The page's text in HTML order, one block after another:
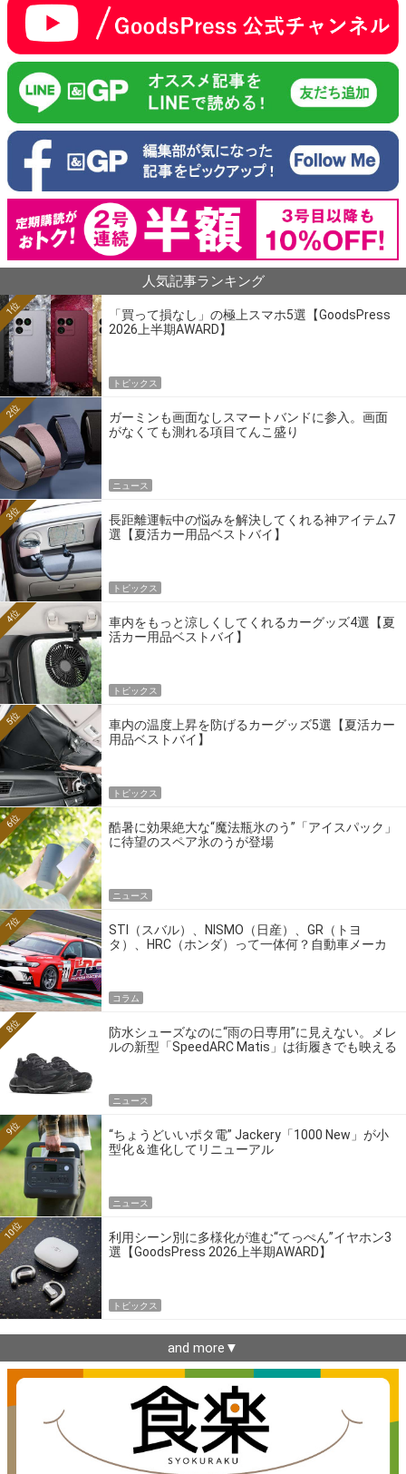
人気記事ランキング
「買って損なし」の極上スマホ5選【GoodsPress
2026上半期AWARD】
1位
トピックス
ガーミンも画面なしスマートバンドに参入。画面
がなくても測れる項目てんこ盛り
2位
ニュース
長距離運転中の悩みを解決してくれる神アイテム7
選【夏活カー用品ベストバイ】
3位
トピックス
車内をもっと涼しくしてくれるカーグッズ4選【夏
活カー用品ベストバイ】
4位
トピックス
車内の温度上昇を防げるカーグッズ5選【夏活カー
用品ベストバイ】
5位
トピックス
酷暑に効果絶大な“魔法瓶氷のう”「アイスパック」
に待望のスペア氷のうが登場
6位
ニュース
STI（スバル）、NISMO（日産）、GR（トヨ
タ）、HRC（ホンダ）って一体何？自動車メーカ
7位
コラム
防水シューズなのに“雨の日専用”に見えない。メレ
ルの新型「SpeedARC Matis」は街履きでも映える
8位
ニュース
“ちょうどいいポタ電” Jackery「1000 New」が小
型化＆進化してリニューアル
9位
ニュース
利用シーン別に多様化が進む“てっぺん”イヤホン3
選【GoodsPress 2026上半期AWARD】
10位
トピックス
and more▼